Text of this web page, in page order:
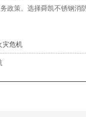
政策。选择舜凯不锈钢消
灾危机